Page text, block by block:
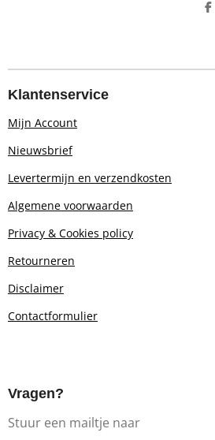
D
Klantenservice
Mijn Account
Nieuwsbrief
Levertermijn en verzendkosten
Algemene voorwaarden
Privacy & Cookies policy
Retourneren
Disclaimer
Contactformulier
Vragen?
Stuur een mailtje naar